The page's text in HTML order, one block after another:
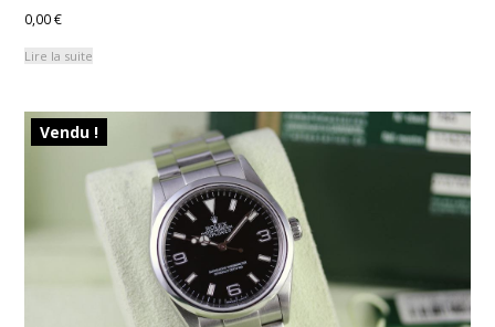
0,00€
Lire la suite
Vendu !